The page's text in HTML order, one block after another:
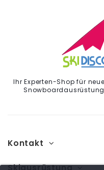
Ihr Experten-Shop für
Kontakt
Skiausrüstung